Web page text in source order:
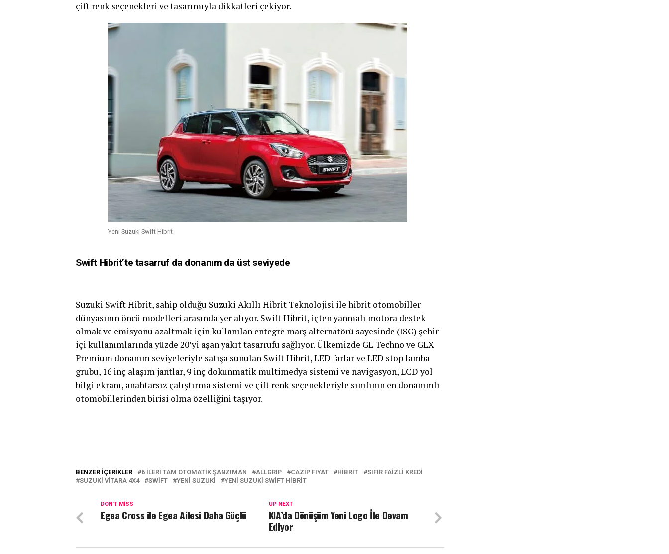
çift renk seçenekleri ve tasarımıyla dikkatleri çekiyor.
Yeni Suzuki Swift Hibrit
Swift Hibrit’te tasarruf da donanım da üst seviyede
Suzuki Swift Hibrit, sahip olduğu Suzuki Akıllı Hibrit Teknolojisi ile hibrit otomobiller
dünyasının öncü modelleri arasında yer alıyor. Swift Hibrit, içten yanmalı motora destek
olmak ve emisyonu azaltmak için kullanılan entegre marş alternatörü sayesinde (ISG) şehir
içi kullanımlarında yüzde 20’yi aşan yakıt tasarrufu sağlıyor. Ülkemizde GL Techno ve GLX
Premium donanım seviyeleriyle satışa sunulan Swift Hibrit, LED farlar ve LED stop lamba
grubu, 16 inç alaşım jantlar, 9 inç dokunmatik multimedya sistemi ve navigasyon, LCD yol
bilgi ekranı, anahtarsız çalıştırma sistemi ve çift renk seçenekleriyle sınıfının en donanımlı
otomobillerinden birisi olma özelliğini taşıyor.
BENZER İÇERIKLER 6 ILERI TAM OTOMATIK ŞANZIMAN ALLGRIP CAZIP FIYAT HIBRIT
SIFIR FAIZLI KREDI
SUZUKI VITARA 4X4
SWIFT YENI SUZUKI YENI SUZUKI SWIFT HIBRIT
UP NEXT
KIA’da Dönüşüm Yeni Logo İle Devam
Ediyor
DON'T MISS
Egea Cross ile Egea Ailesi Daha Güçlü